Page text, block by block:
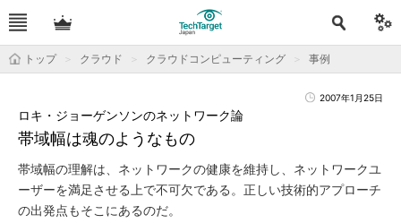
トップ クラウド クラウドコンピューティング 事例
2007年1月25日
帯域幅は魂のようなもの
ロキ・ジョーゲンソンのネットワーク論
帯域幅の理解は、ネットワークの健康を維持し、ネットワークユ
ーザーを満足させる上で不可欠である。正しい技術的アプローチ
の出発点もそこにあるのだ。